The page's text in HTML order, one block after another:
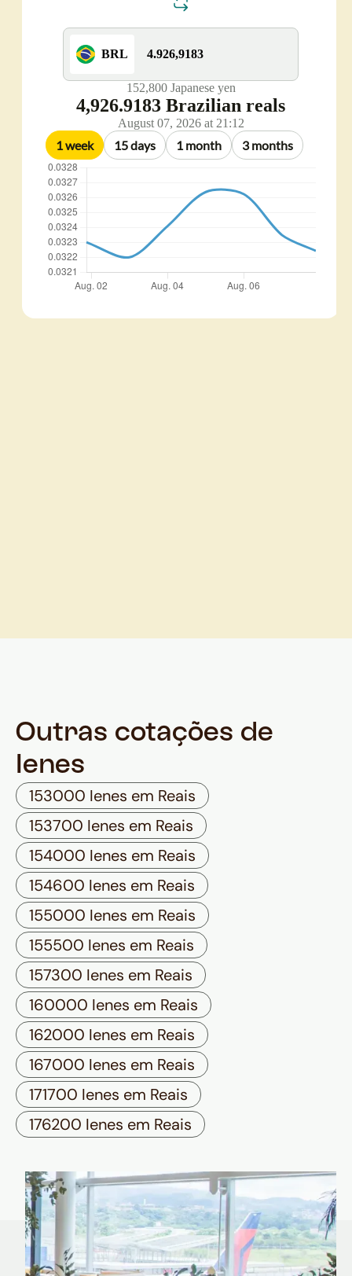
Outras cotações de
Ienes
153000 Ienes em Reais
153700 Ienes em Reais
154000 Ienes em Reais
154600 Ienes em Reais
155000 Ienes em Reais
155500 Ienes em Reais
157300 Ienes em Reais
160000 Ienes em Reais
162000 Ienes em Reais
167000 Ienes em Reais
171700 Ienes em Reais
176200 Ienes em Reais